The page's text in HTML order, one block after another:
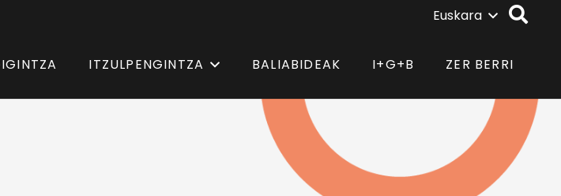
Euskara
ITZULPENGINTZA BALIABIDEAK I+G+B ZER BERRI